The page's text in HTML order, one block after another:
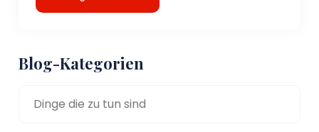
Blog-Kategorien
Dinge die zu tun sind